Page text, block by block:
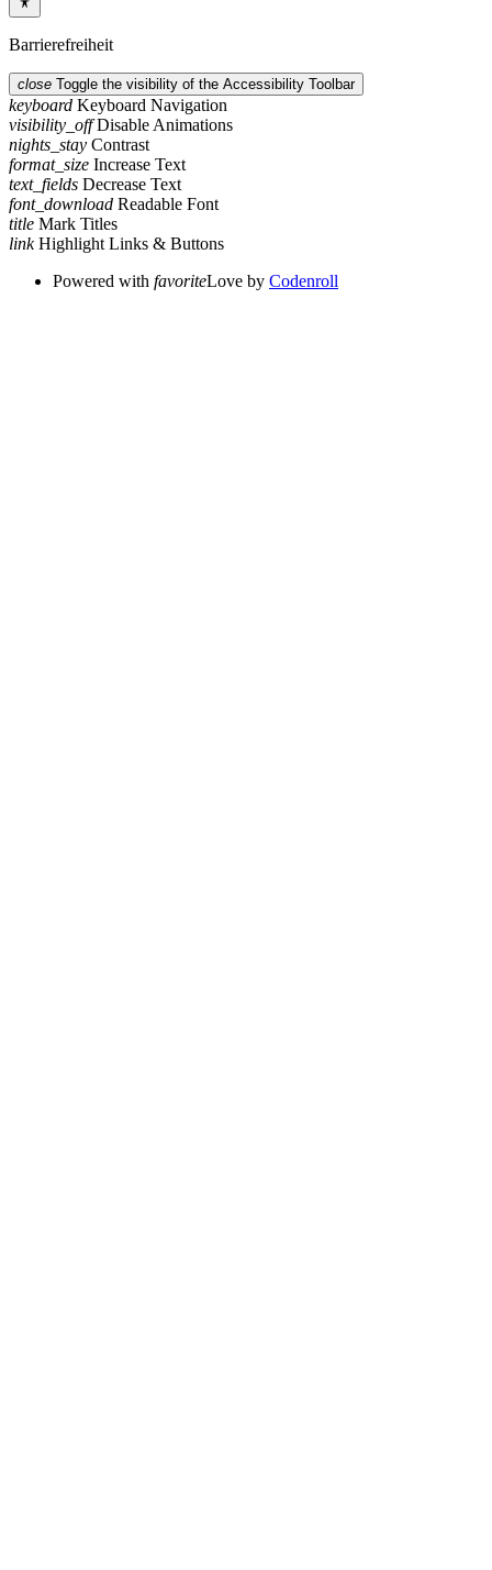
Barrierefreiheit
close Toggle the visibility of the Accessibility Toolbar
keyboard Keyboard Navigation
visibility_off Disable Animations
nights_stay Contrast
format_size Increase Text
text_fields Decrease Text
font_download Readable Font
title Mark Titles
link Highlight Links & Buttons
Powered with favoriteLove by Codenroll